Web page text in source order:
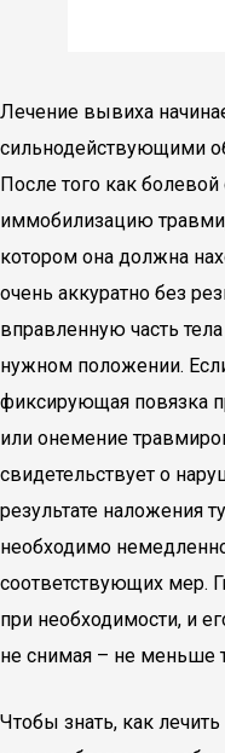
Лечение вывиха
сильнодействующими
После того как
иммобилизацию
котором она должна
очень аккуратно без
вправленную часть
нужном положении.
фиксирующая повязка
или онемение
свидетельствует о
результате наложения
необходимо
соответствующих мер.
при необходимости, и
не снимая – не меньше
Чтобы знать, как